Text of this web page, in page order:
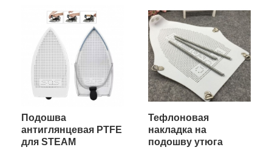
Подошва
антиглянцевая PTFE
для STEAM
Тефлоновая
накладка на
подошву утюга